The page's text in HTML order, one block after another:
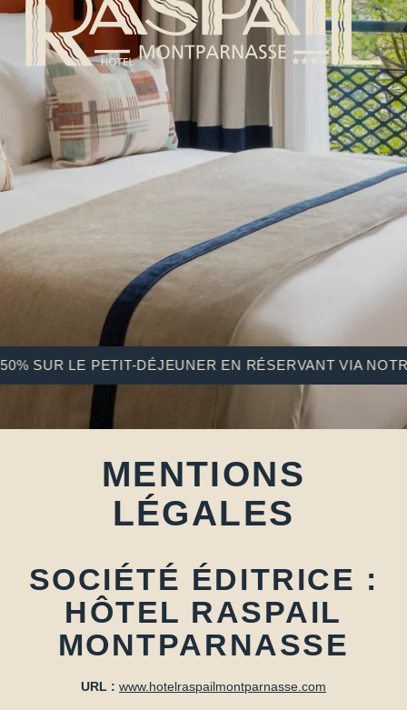
LE PETIT-DÉJEUNER EN RÉSERVANT VIA NOTRE
MENTIONS
LÉGALES
SOCIÉTÉ ÉDITRICE :
HÔTEL RASPAIL
MONTPARNASSE
URL : www.hotelraspailmontparnasse.com